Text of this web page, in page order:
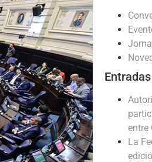
entre
La